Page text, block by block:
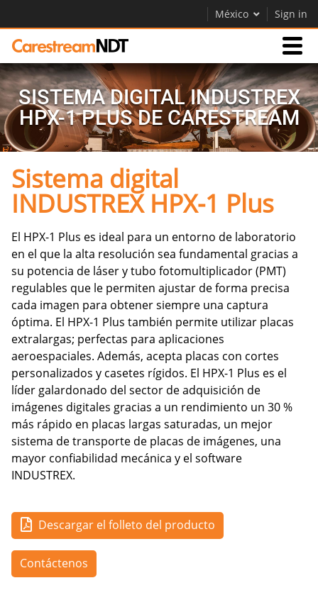
México Sign in
Productos
Soporte
Empresa
Careers
Contáctenos
SISTEMA DIGITAL INDUSTREX
HPX-1 PLUS DE CARESTREAM
Sistema digital
INDUSTREX HPX-1 Plus
El HPX-1 Plus es ideal para un entorno de laboratorio
en el que la alta resolución sea fundamental gracias a
su potencia de láser y tubo fotomultiplicador (PMT)
regulables que le permiten ajustar de forma precisa
cada imagen para obtener siempre una captura
óptima. El HPX-1 Plus también permite utilizar placas
extralargas; perfectas para aplicaciones
aeroespaciales. Además, acepta placas con cortes
personalizados y casetes rígidos. El HPX-1 Plus es el
líder galardonado del sector de adquisición de
imágenes digitales gracias a un rendimiento un 30 %
más rápido en placas largas saturadas, un mejor
sistema de transporte de placas de imágenes, una
mayor confiabilidad mecánica y el software
INDUSTREX.
Descargar el folleto del producto
Contáctenos